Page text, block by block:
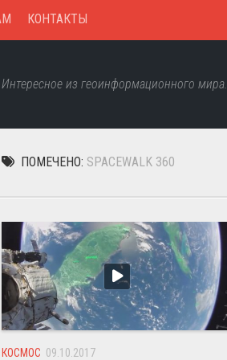
КОНТАКТЫ
Интересное из геоинформационного мира.
ПОМЕЧЕНО: SPACEWALK 360
КОСМОС 09.10.2017